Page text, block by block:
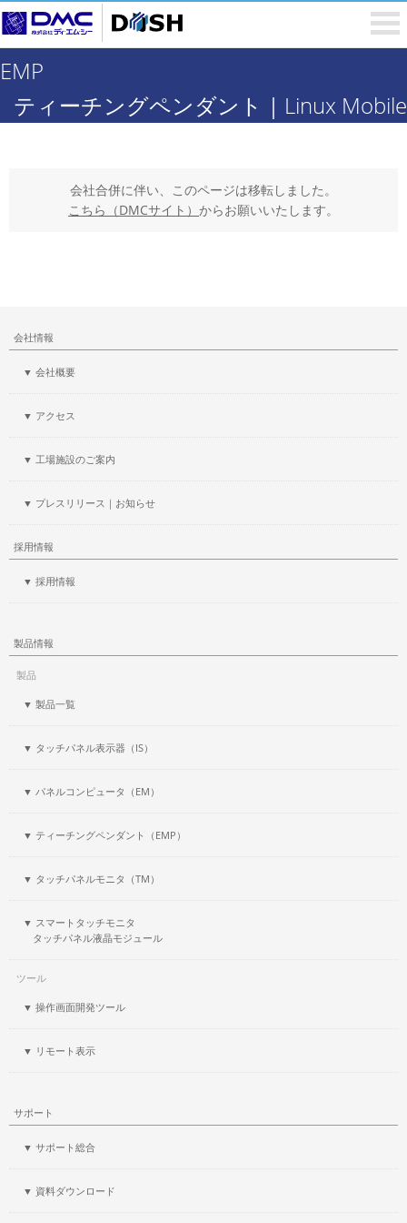
EMP
ティーチングペンダント｜Linux Mobile
会社合併に伴い、このページは移転しました。
こちら（DMCサイト） からお願いいたします。
会社情報
▼ 会社概要
▼ アクセス
▼ 工場施設のご案内
▼ プレスリリース｜お知らせ
採用情報
▼ 採用情報
製品情報
製品
▼ 製品一覧
▼ タッチパネル表示器（IS）
▼ パネルコンピュータ（EM）
▼ ティーチングペンダント（EMP）
▼ タッチパネルモニタ（TM）
▼ スマートタッチモニタ
タッチパネル液晶モジュール
ツール
▼ 操作画面開発ツール
▼ リモート表示
サポート
▼ サポート総合
▼ 資料ダウンロード